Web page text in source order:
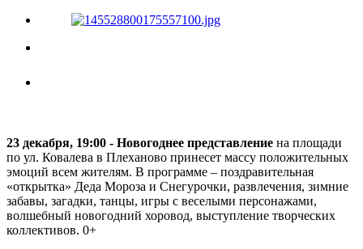
23 декабря, 19:00 - Новогоднее представление на площади
по ул. Ковалева в Плеханово принесет массу положительных
эмоций всем жителям. В программе – поздравительная
«открытка» Деда Мороза и Снегурочки, развлечения, зимние
забавы, загадки, танцы, игры с веселыми персонажами,
волшебный новогодний хоровод, выступление творческих
коллективов. 0+